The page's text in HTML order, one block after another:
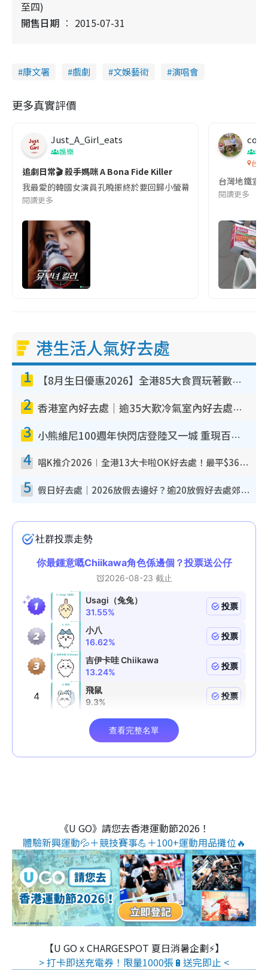
至四)
開售日期
2015-07-31
康文署 戲劇 文娛藝術 演唱會
更多真實評價
Just_A_Girl_eats
娛樂
追劇日常🎬 殺手媽咪 A Bona Fide Killer
我最愛的韓國女演員孔曉振終於要回歸小螢幕啦!這次的劇本改編
閱讀更多
co
吹
台灣
台灣地鐵宣
閱讀更多
港生活人氣好去處
1 【8月生日優惠2026】全港85大食買玩著數攻略 自助餐/火鍋放題同行免費＋誠品/DONKI送現金券
2 香港室內好去處｜逾35大歎冷氣室內好去處推介 室內活動免費避雨無懼落雨
3 小熊維尼100週年快閃店登陸又一城 重現百畝森林經典場景／獨家限定盲盒登場／專屬DIY香水
4 唱K推介2026︱全港13大卡啦OK好去處！最平$36起 日文K都有！(附地址+收費詳情)
5 假日好去處｜2026放假去邊好？逾20放假好去處郊外/秘景 休閒半日或一日遊
《U GO》請您去香港運動節2026！
體驗新興運動💦＋競技賽事💪＋100+運動用品攤位🔥
【U GO x CHARGESPOT 夏日消暑企劃⚡】
> 打卡即送充電券！限量1000張🔋送完即止 <